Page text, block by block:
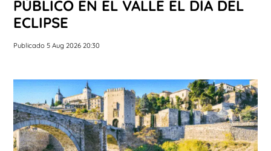
PÚBLICO EN EL VALLE EL DÍA DEL
ECLIPSE
Publicado 5 Aug 2026 20:30